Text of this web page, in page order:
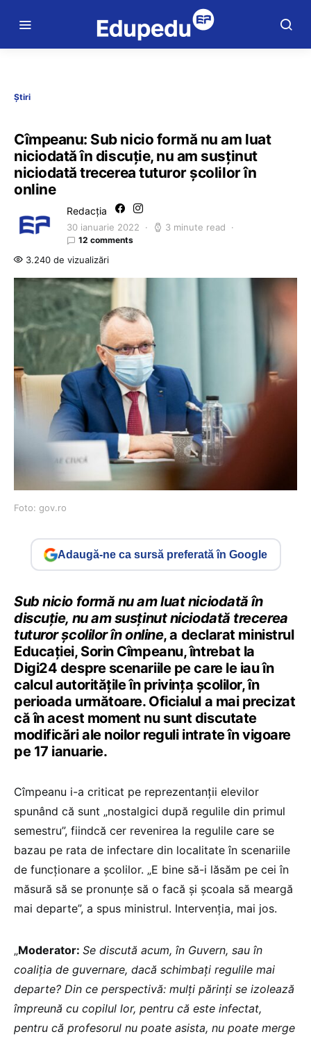
Știri
Cîmpeanu: Sub nicio formă nu am luat
niciodată în discuție, nu am susținut
niciodată trecerea tuturor școlilor în
online
Redacția
30 ianuarie 2022 3 minute read
12 comments
3.240 de vizualizări
Foto: gov.ro
Adaugă-ne ca sursă preferată în Google
Sub nicio formă nu am luat niciodată în
discuție, nu am susținut niciodată trecerea
tuturor școlilor în online, a declarat ministrul
Educației, Sorin Cîmpeanu, întrebat la
Digi24 despre scenariile pe care le iau în
calcul autoritățile în privința școlilor, în
perioada următoare. Oficialul a mai precizat
că în acest moment nu sunt discutate
modificări ale noilor reguli intrate în vigoare
pe 17 ianuarie.
Cîmpeanu i-a criticat pe reprezentanții elevilor
spunând că sunt „nostalgici după regulile din primul
semestru”, fiindcă cer revenirea la regulile care se
bazau pe rata de infectare din localitate în scenariile
de funcționare a școlilor. „E bine să-i lăsăm pe cei în
măsură să se pronunțe să o facă și școala să meargă
mai departe”, a spus ministrul. Intervenția, mai jos.
„Moderator: Se discută acum, în Guvern, sau în
coaliția de guvernare, dacă schimbați regulile mai
departe? Din ce perspectivă: mulți părinți se izolează
împreună cu copilul lor, pentru că este infectat,
pentru că profesorul nu poate asista, nu poate merge